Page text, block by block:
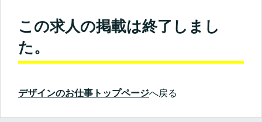
この求人の掲載は終了しまし
た。
デザインのお仕事トップページへ戻る